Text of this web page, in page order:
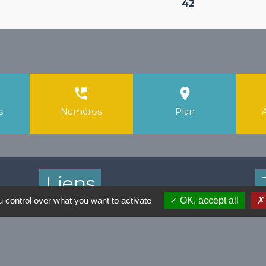
42
perm_phone_msg
Numéros
room
Plan
Liens
over what you want to activate OK, accept all